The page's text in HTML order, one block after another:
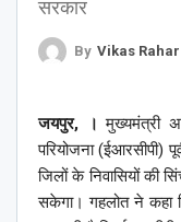
सरकार
By Vikas Rahar
जयपुर, । मुख्यमंत्री
परियोजना (ईआरसीपी)
जिलों के निवासियों की
सकेगा। गहलोत ने कहा